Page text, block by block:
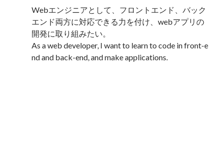
Webエンジニアとして、フロントエンド、バック
エンド両方に対応できる力を付け、webアプリの
開発に取り組みたい。
As a web developer, I want to learn to code in front-e
nd and back-end, and make applications.